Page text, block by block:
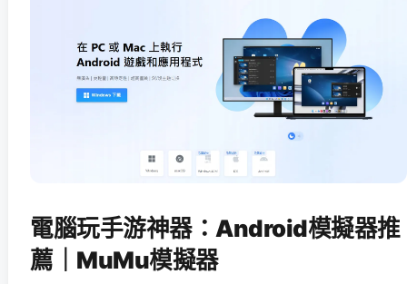
電腦玩手游神器：Android模擬器推
薦｜MuMu模擬器